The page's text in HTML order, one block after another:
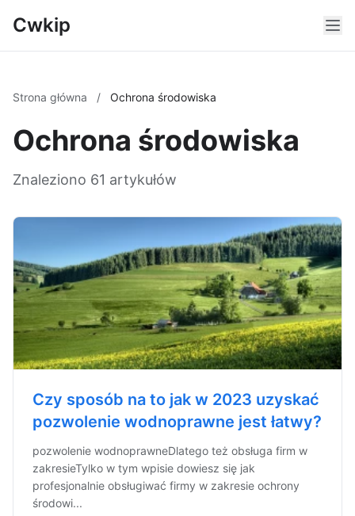
Cwkip
Strona główna / Ochrona środowiska
Ochrona środowiska
Znaleziono 61 artykułów
Czy sposób na to jak w 2023 uzyskać
pozwolenie wodnoprawne jest łatwy?
pozwolenie wodnoprawneDlatego też obsługa firm w
zakresieTylko w tym wpisie dowiesz się jak
profesjonalnie obsługiwać firmy w zakresie ochrony
środowi...